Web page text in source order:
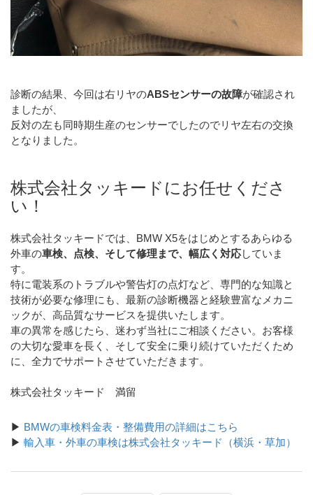
診断の結果、今回は右リヤのABSセンサーの故障が確認され
ましたが、
反対の左も同時期生産のセンサーでしたのでリヤ左右の交換
となりました。
株式会社タッキードにお任せくださ
い！
株式会社タッキードでは、BMW X5をはじめとするあらゆる
外車の車検、点検、そして修理まで、幅広く対応していま
す。
特に電装系のトラブルや警告灯の点灯など、専門的な知識と
技術が必要な修理にも、最新の診断機器と経験豊富なメカニ
ックが、高品質なサービスを提供いたします。
車の異常を感じたら、迷わず当社にご相談ください。お客様
の大切な愛車を長く、そして安全に乗り続けていただくため
に、全力でサポートさせていただきます。
株式会社タッキード 満留
▶ BMWの車検料金表・整備費用の詳細はこちら
▶ 輸入車・外車の車検は株式会社タッキード（横浜・草加）